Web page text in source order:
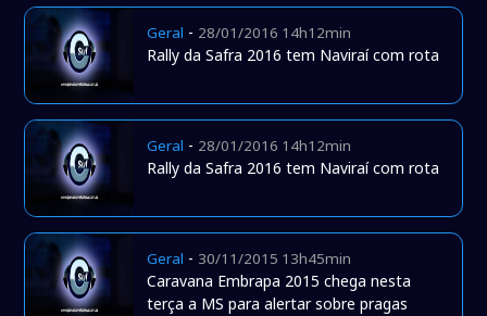
Geral - 28/01/2016 14h12min
Rally da Safra 2016 tem Naviraí com rota
Geral - 28/01/2016 14h12min
Rally da Safra 2016 tem Naviraí com rota
Geral - 30/11/2015 13h45min
Caravana Embrapa 2015 chega nesta
terça a MS para alertar sobre pragas